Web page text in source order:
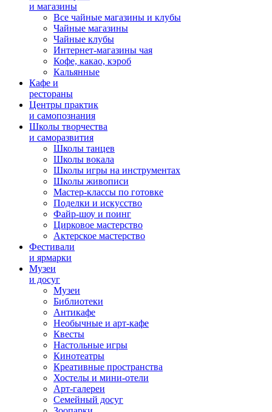
и магазины
Все чайные магазины и клубы
Чайные магазины
Чайные клубы
Интернет-магазины чая
Кофе, какао, кэроб
Кальянные
Кафе и
рестораны
Центры практик
и самопознания
Школы творчества
и саморазвития
Школы танцев
Школы вокала
Школы игры на инструментах
Школы живописи
Мастер-классы по готовке
Поделки и искусство
Файр-шоу и поинг
Цирковое мастерство
Актерское мастерство
Фестивали
и ярмарки
Музеи
и досуг
Музеи
Библиотеки
Антикафе
Необычные и арт-кафе
Квесты
Настольные игры
Кинотеатры
Креативные пространства
Хостелы и мини-отели
Арт-галереи
Семейный досуг